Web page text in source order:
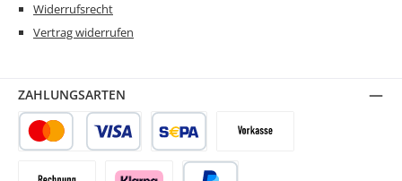
Widerrufsrecht
Vertrag widerrufen
ZAHLUNGSARTEN
SEPA LastschriftVorkasse